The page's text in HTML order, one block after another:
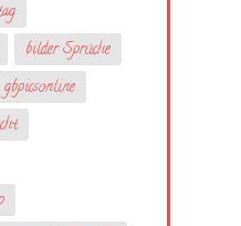
bilder Sprüche
gbpicsonline